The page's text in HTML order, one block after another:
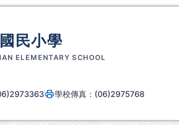
民小學
ELEMENTARY SCHOOL
學校傳真：(06)2975768